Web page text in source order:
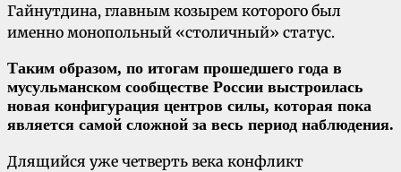
Гайнутдина, главным козырем которого был
именно монопольный «столичный» статус.
Таким образом, по итогам прошедшего года в
мусульманском сообществе России выстроилась
новая конфигурация центров силы, которая пока
является самой сложной за весь период наблюдения.
Длящийся уже четверть века конфликт